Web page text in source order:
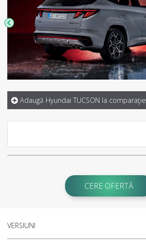
Adaugă Hyundai TUCSON la comparaţie
CERE OFERTĂ
VERSIUNI